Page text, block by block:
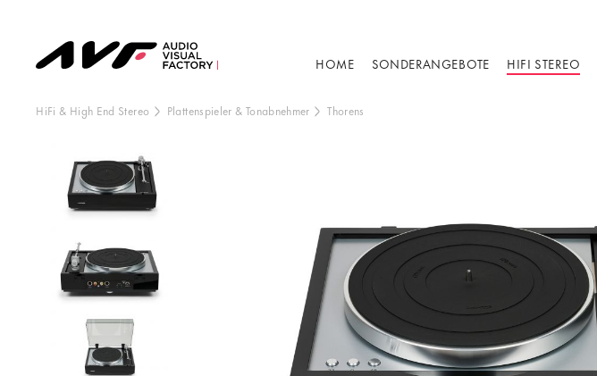
HOME SONDERANGEBOTE HIFI STEREO
HiFi & High End Stereo Plattenspieler & Tonabnehmer Thorens